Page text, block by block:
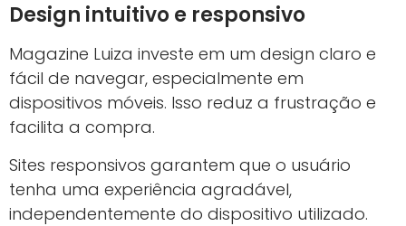
Design intuitivo e responsivo
Magazine Luiza investe em um design claro e
fácil de navegar, especialmente em
dispositivos móveis. Isso reduz a frustração e
facilita a compra.
Sites responsivos garantem que o usuário
tenha uma experiência agradável,
independentemente do dispositivo utilizado.